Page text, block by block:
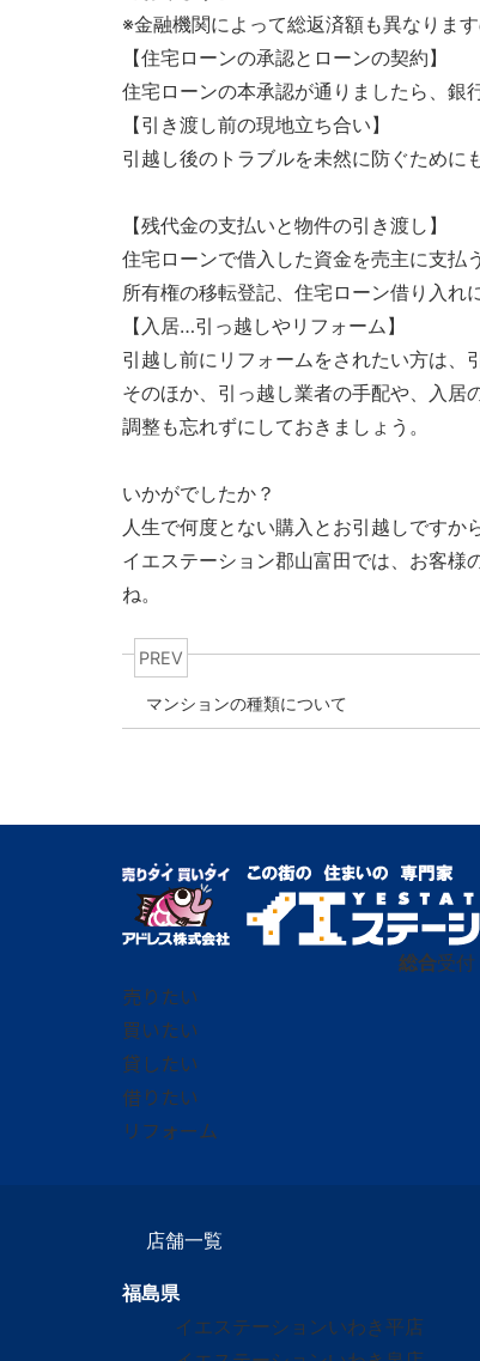
※金融機関によって総返済額も異なりま
【住宅ローンの承認とローンの契約】
住宅ローンの本承認が通りましたら、銀
【引き渡し前の現地立ち合い】
引越し後のトラブルを未然に防ぐために
【残代金の支払いと物件の引き渡し】
住宅ローンで借入した資金を売主に支払
所有権の移転登記、住宅ローン借り入れ
【入居…引っ越しやリフォーム】
引越し前にリフォームをされたい方は、
そのほか、引っ越し業者の手配や、入居
調整も忘れずにしておきましょう。
いかがでしたか？
人生で何度とない購入とお引越しですか
イエステーション郡山富田では、お客様
ね。
PREV
マンションの種類について
総合受付
売りたい
買いたい
貸したい
借りたい
リフォーム
店舗一覧
福島県
イエステーションいわき平店